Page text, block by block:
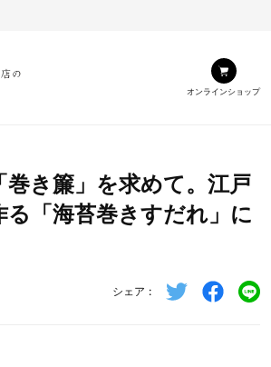
オンラインショップ
巻き簾」を求めて。江戸
る「海苔巻きすだれ」に
シェア